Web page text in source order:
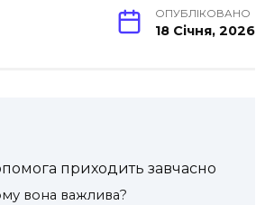
ОПУБЛІКОВАНО
18 Січня, 2026
приходить завчасно
вона важлива?